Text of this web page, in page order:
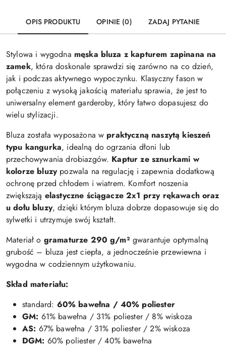
OPIS PRODUKTU OPINIE (0) ZADAJ PYTANIE
Stylowa i wygodna męska bluza z kapturem zapinana na
zamek, która doskonale sprawdzi się zarówno na co dzień,
jak i podczas aktywnego wypoczynku. Klasyczny fason w
połączeniu z wysoką jakością materiału sprawia, że jest to
uniwersalny element garderoby, który łatwo dopasujesz do
wielu stylizacji.
Bluza została wyposażona w praktyczną naszytą kieszeń
typu kangurka, idealną do ogrzania dłoni lub
przechowywania drobiazgów. Kaptur ze sznurkami w
kolorze bluzypozwala na regulację i zapewnia dodatkową
ochronę przed chłodem i wiatrem. Komfort noszenia
zwiększają elastyczne ściągacze 2x1 przy rękawach oraz
u dołu bluzy, dzięki którym bluza dobrze dopasowuje się do
sylwetki i utrzymuje swój kształt.
Materiał o gramaturze 290 g/m² gwarantuje optymalną
grubość – bluza jest ciepła, a jednocześnie przewiewna i
wygodna w codziennym użytkowaniu.
Skład materiału:
standard: 60% bawełna / 40% poliester
GM: 61% bawełna / 31% poliester / 8% wiskoza
AS: 67% bawełna / 31% poliester / 2% wiskoza
DGM: 60% poliester / 40% bawełna